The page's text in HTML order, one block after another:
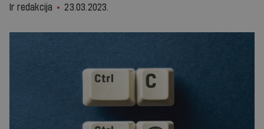
Ir redakcija 23.03.2023.